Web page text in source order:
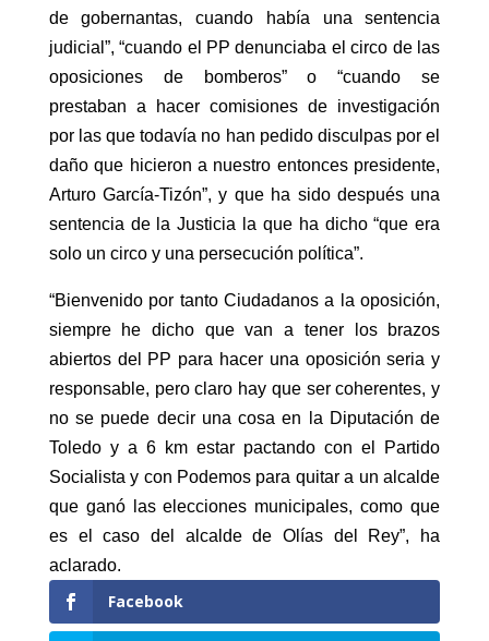
de gobernantas, cuando había una sentencia
judicial”, “cuando el PP denunciaba el circo de las
oposiciones de bomberos” o “cuando se
prestaban a hacer comisiones de investigación
por las que todavía no han pedido disculpas por el
daño que hicieron a nuestro entonces presidente,
Arturo García-Tizón”, y que ha sido después una
sentencia de la Justicia la que ha dicho “que era
solo un circo y una persecución política”.
“Bienvenido por tanto Ciudadanos a la oposición,
siempre he dicho que van a tener los brazos
abiertos del PP para hacer una oposición seria y
responsable, pero claro hay que ser coherentes, y
no se puede decir una cosa en la Diputación de
Toledo y a 6 km estar pactando con el Partido
Socialista y con Podemos para quitar a un alcalde
que ganó las elecciones municipales, como que
es el caso del alcalde de Olías del Rey”, ha
aclarado.
Facebook